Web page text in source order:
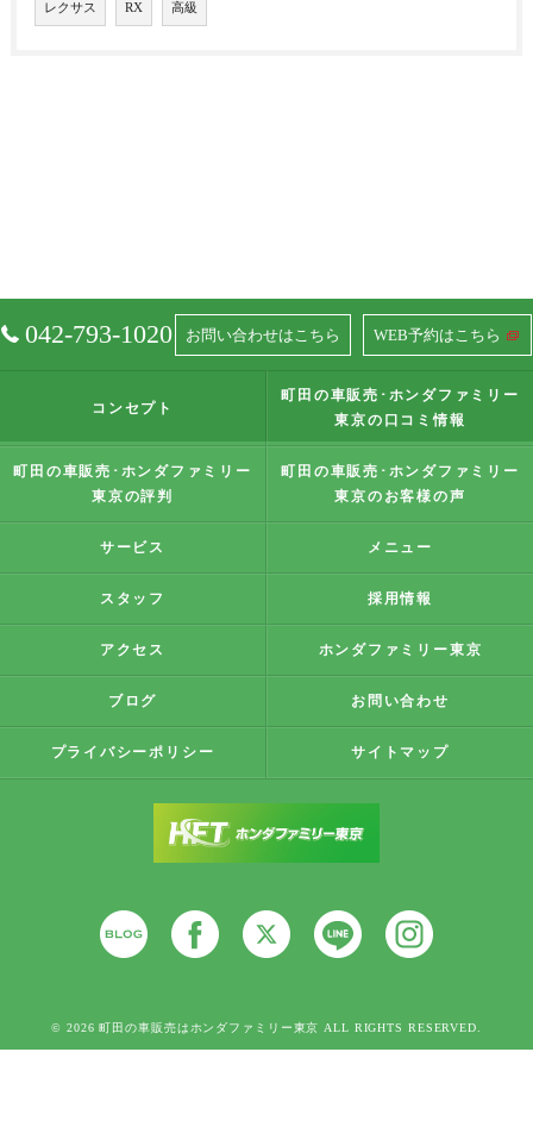
レクサス RX 高級
042-793-1020 お問い合わせはこちら WEB予約はこちら
コンセプト
町田の車販売･ホンダファミリー
東京の口コミ情報
町田の車販売･ホンダファミリー
東京の評判
町田の車販売･ホンダファミリー
東京のお客様の声
サービス メニュー
スタッフ 採用情報
アクセス ホンダファミリー東京
ブログ お問い合わせ
プライバシーポリシー サイトマップ
© 2026 町田の車販売はホンダファミリー東京 ALL RIGHTS RESERVED.